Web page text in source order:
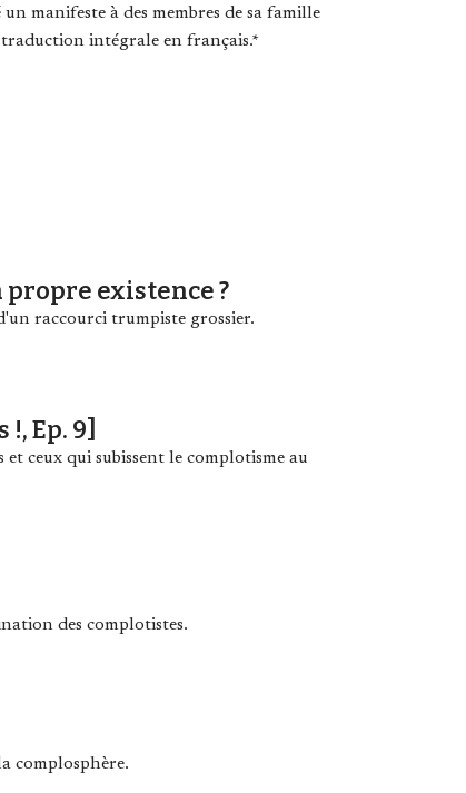
manifeste à des membres de sa famille
intégrale en français.*
existence ?
raccourci trumpiste grossier.
Ep. 9]
ceux qui subissent le complotisme au
des complotistes.
complosphère.